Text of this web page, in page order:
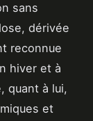
sans
dérivée
reconnue
hiver et à
quant à lui,
et